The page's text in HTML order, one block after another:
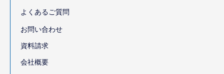
よくあるご質問
お問い合わせ
資料請求
会社概要